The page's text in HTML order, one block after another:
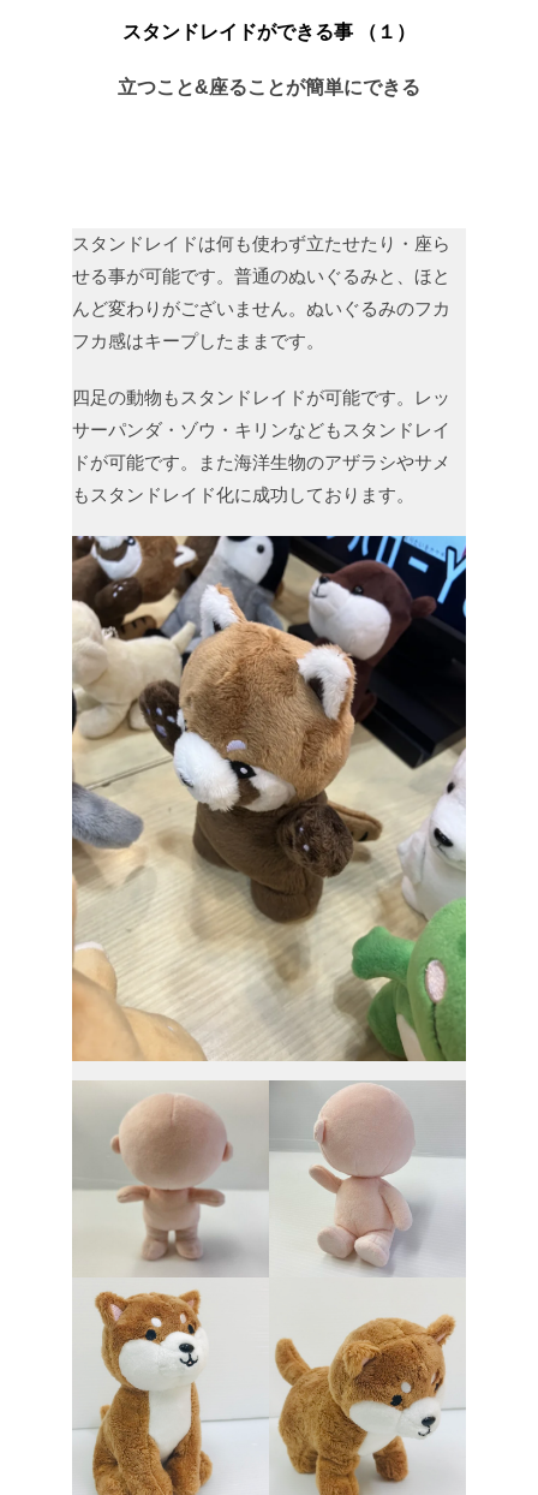
スタンドレイドができる事 （１）
立つこと&座ることが簡単にできる
スタンドレイドは何も使わず立たせたり・座ら
せる事が可能です。普通のぬいぐるみと、ほと
んど変わりがございません。ぬいぐるみのフカ
フカ感はキープしたままです。
四足の動物もスタンドレイドが可能です。レッ
サーパンダ・ゾウ・キリンなどもスタンドレイ
ドが可能です。また海洋生物のアザラシやサメ
もスタンドレイド化に成功しております。